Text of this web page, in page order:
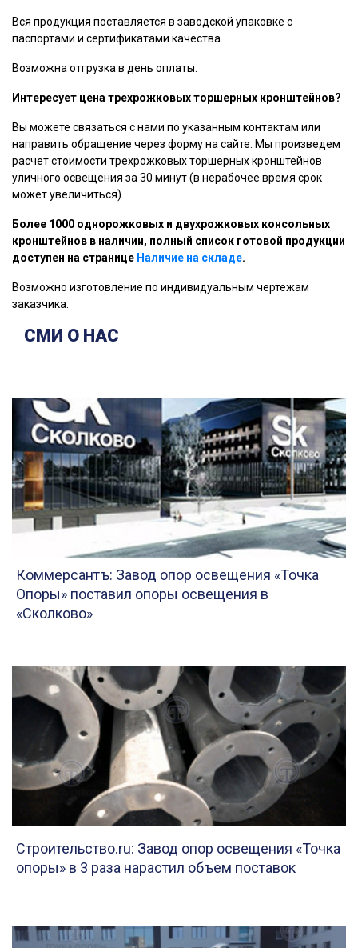
Вся продукция поставляется в заводской упаковке с
паспортами и сертификатами качества.
Возможна отгрузка в день оплаты.
Интересует цена трехрожковых торшерных кронштейнов?
Вы можете связаться с нами по указанным контактам или
направить обращение через форму на сайте. Мы произведем
расчет стоимости трехрожковых торшерных кронштейнов
уличного освещения за 30 минут (в нерабочее время срок
может увеличиться).
Более 1000 однорожковых и двухрожковых консольных
кронштейнов в наличии, полный список готовой продукции
доступен на странице Наличие на складе.
Возможно изготовление по индивидуальным чертежам
заказчика.
СМИ О НАС
Коммерсантъ: Завод опор освещения «Точка
Опоры» поставил опоры освещения в
«Сколково»
Строительство.ru: Завод опор освещения «Точка
опоры» в 3 раза нарастил объем поставок